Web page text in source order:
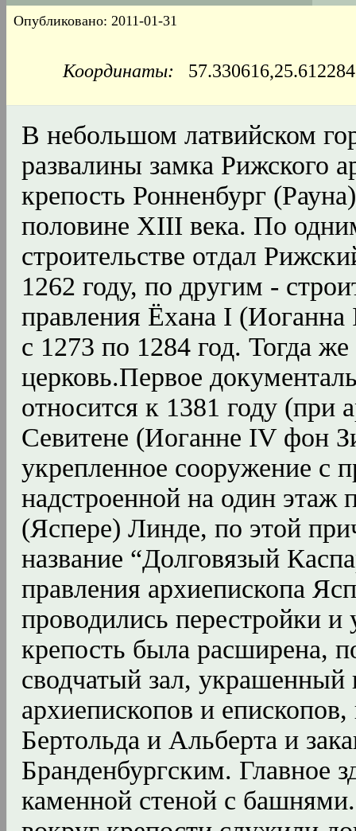
Опубликовано: 2011-01-31
Координаты:
В небольшом латвийском
развалины замка Рижского
крепость Ронненбург
половине XIII века. По
строительстве отдал
1262 году, по другим -
правления Ёхана I
с 1273 по 1284 год. Тогда
церковь.Первое
относится к 1381 году (при
Севитене (Иоганне IV фон
укрепленное сооружение с
надстроенной на один этаж
(Яспере) Линде, по этой
название “Долговязый
правления архиепископа
проводились перестройки и
крепость была расширена,
сводчатый зал, украшенный
архиепископов и
Бертольда и Альберта и
Бранденбургским. Главное
каменной стеной с